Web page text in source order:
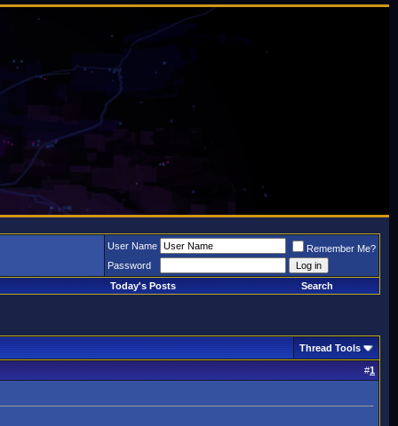
User Name
Remember Me?
Password
Today's Posts Search
Thread Tools
#1